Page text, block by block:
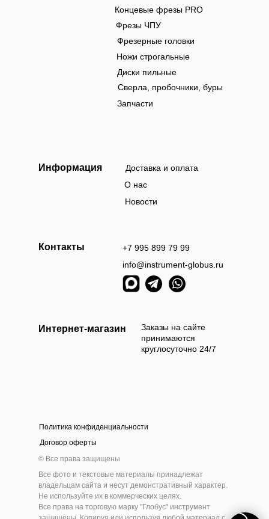
наличными
и самостоятельно выбрать и оплатить
товар наличными деньгами в нашем шоу-руме
инструмента
Заказы на сайте
принимаются
круглосуточно 24/7
Информация
Контакты
+7 995 899 79 99
info@instrument-globus.ru
Интернет-магазин
Концевые фрезы PRO
Фрезы ЧПУ
Фрезерные головки
Ножи строгальные
Диски пильные
Сверла, пробочники, буры
Запчасти
Доставка и оплата
О нас
Новости
© Все права защищены
Политика конфиденциальности
Договор оферты
Все фото и текстовые материалы принадлежат
владельцам сайта и несут демонстративный характер.
Не используйте их в коммерческих целях.
Все права на торговую марку "Глобус" инструмент